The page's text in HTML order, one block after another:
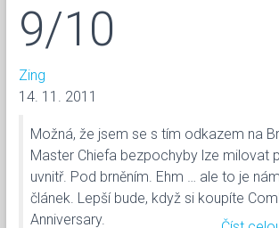
9/10
Zing
14. 11. 2011
Možná, že jsem se s tím odkazem na
Master Chiefa bezpochyby lze milovat
uvnitř. Pod brněním. Ehm … ale to je
článek. Lepší bude, když si koupíte
Anniversary.